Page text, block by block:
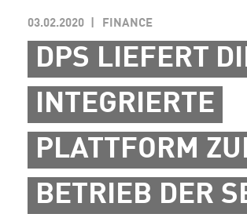
03.02.2020 FINANCE
DPS LIEFERT
INTEGRIERTE
PLATTFORM
BETRIEB DER